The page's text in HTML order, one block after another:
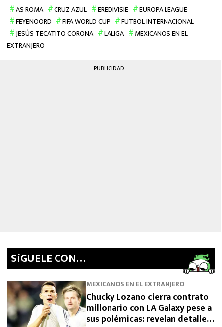
AS ROMA CRUZ AZUL EREDIVISIE
EUROPA LEAGUE
FEYENOORD
FIFA WORLD CUP
FUTBOL INTERNACIONAL
JESÚS TECATITO CORONA
LALIGA
MEXICANOS EN EL
EXTRANJERO
PUBLICIDAD
SíGUELE CON…
MEXICANOS EN EL EXTRANJERO
Chucky Lozano cierra contrato
millonario con LA Galaxy pese a
sus polémicas: revelan detalles